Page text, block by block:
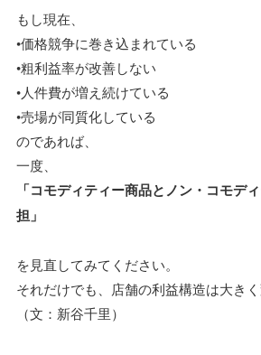
もし現在、
•価格競争に巻き込まれている
•粗利益率が改善しない
•人件費が増え続けている
•売場が同質化している
のであれば、
一度、
「コモディティー商品とノン・コモデ
担」
を見直してみてください。
それだけでも、店舗の利益構造は大きく
（文：新谷千里）